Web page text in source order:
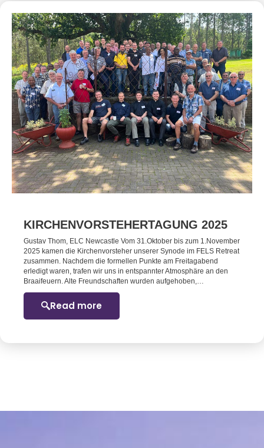
KIRCHENVORSTEHERTAGUNG 2025
Gustav Thom, ELC Newcastle Vom 31.Oktober bis zum 1.November
2025 kamen die Kirchenvorsteher unserer Synode im FELS Retreat
zusammen. Nachdem die formellen Punkte am Freitagabend
erledigt waren, trafen wir uns in entspannter Atmosphäre an den
Braaifeuern. Alte Freundschaften wurden aufgehoben,…
Read more